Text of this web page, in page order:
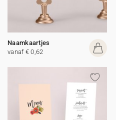
Naamkaartjes
vanaf € 0,62